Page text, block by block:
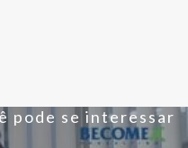
pode se interessar